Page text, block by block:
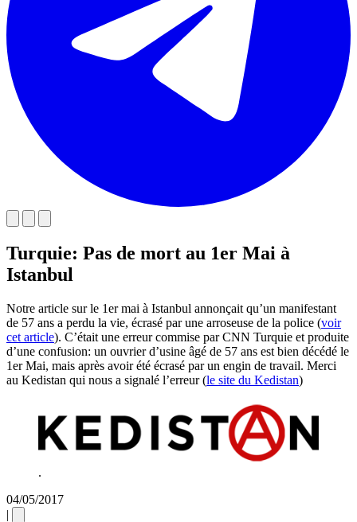
Turquie: Pas de mort au 1er Mai à
Istanbul
Notre article sur le 1er mai à Istanbul annonçait qu’un manifestant
de 57 ans a perdu la vie, écrasé par une arroseuse de la police (voir
cet article). C’était une erreur commise par CNN Turquie et produite
d’une confusion: un ouvrier d’usine âgé de 57 ans est bien décédé le
1er Mai, mais après avoir été écrasé par un engin de travail. Merci
au Kedistan qui nous a signalé l’erreur (le site du Kedistan)
.
04/05/2017
|